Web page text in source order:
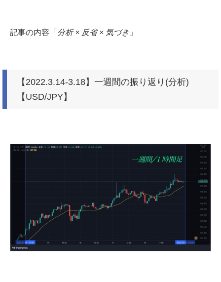
記事の内容「 分析 × 反省 × 気づき 」
【2022.3.14-3.18】一週間の振り返り(分析)
【USD/JPY】